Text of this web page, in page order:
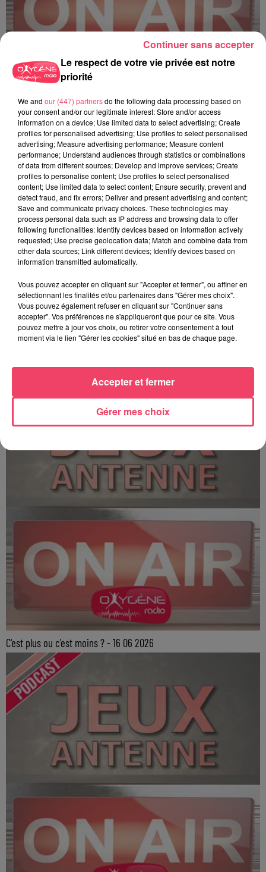
C'est plus ou c'est moins ? - 17 06 2026
C'est plus ou c'est moins ? - 16 06 2026
Le respect de votre vie privée est notre
priorité
We and our (447) partnersdo the following data processing based on
your consent and/or our legitimate interest: Store and/or access
information on a device; Use limited data to select advertising; Create
profiles for personalised advertising; Use profiles to select personalised
advertising; Measure advertising performance; Measure content
performance; Understand audiences through statistics or combinations
of data from different sources; Develop and improve services; Create
profiles to personalise content; Use profiles to select personalised
content; Use limited data to select content; Ensure security, prevent and
detect fraud, and fix errors; Deliver and present advertising and content;
Save and communicate privacy choices. These technologies may
process personal data such as IP address and browsing data to offer
following functionalities: Identify devices based on information actively
requested; Use precise geolocation data; Match and combine data from
other data sources; Link different devices; Identify devices based on
information transmitted automatically.
Vous pouvez accepter en cliquant sur "Accepter et fermer", ou affiner en
sélectionnant les finalités et/ou partenaires dans "Gérer mes choix".
Vous pouvez également refuser en cliquant sur "Continuer sans
accepter". Vos préférences ne s'appliqueront que pour ce site. Vous
pouvez mettre à jour vos choix, ou retirer votre consentement à tout
moment via le lien "Gérer les cookies" situé en bas de chaque page.
Gérer mes choix
Accepter et fermer
Continuer sans accepter